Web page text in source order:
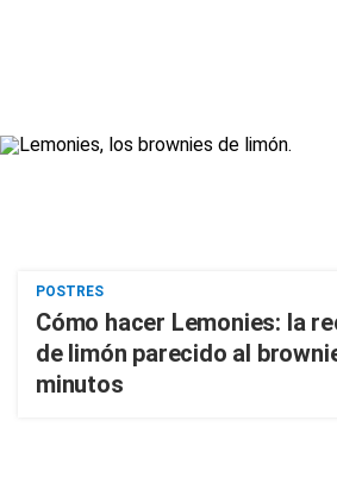
POSTRES
Cómo hacer Lemonies: la
de limón parecido al
minutos